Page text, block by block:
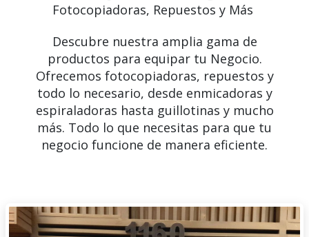
Fotocopiadoras, Repuestos y Más
Descubre nuestra amplia gama de
productos para equipar tu Negocio.
Ofrecemos fotocopiadoras, repuestos y
todo lo necesario, desde enmicadoras y
espiraladoras hasta guillotinas y mucho
más. Todo lo que necesitas para que tu
negocio funcione de manera eficiente.